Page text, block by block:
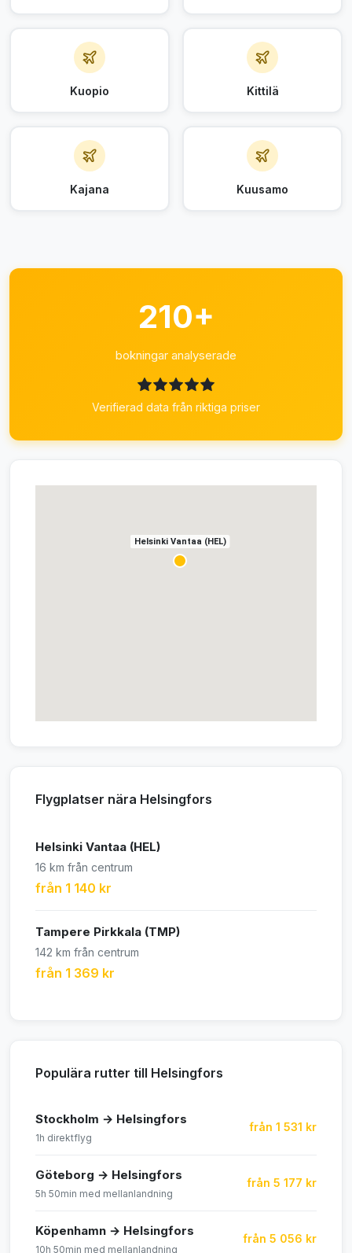
Kuopio Kittilä
Kajana Kuusamo
210+
bokningar analyserade
Verifierad data från riktiga priser
Helsinki Vantaa (HEL)
Flygplatser nära Helsingfors
Helsinki Vantaa (HEL)
16 km från centrum
från 1 140 kr
Tampere Pirkkala (TMP)
142 km från centrum
från 1 369 kr
Populära rutter till Helsingfors
Stockholm → Helsingfors
1h direktflyg
från 1 531 kr
Göteborg → Helsingfors
5h 50min med mellanlandning
från 5 177 kr
Köpenhamn → Helsingfors
10h 50min med mellanlandning
från 5 056 kr